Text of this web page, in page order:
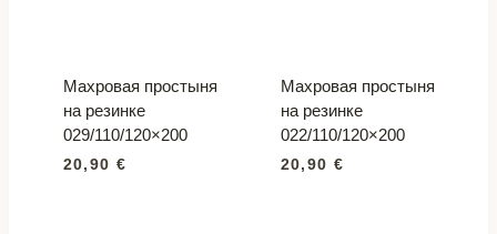
Махровая простыня
на резинке
029/110/120×200
20,90 €
Махровая простыня
на резинке
022/110/120×200
20,90 €